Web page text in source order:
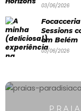
03/06/2026
Sessions
em Belém
03/06/2026